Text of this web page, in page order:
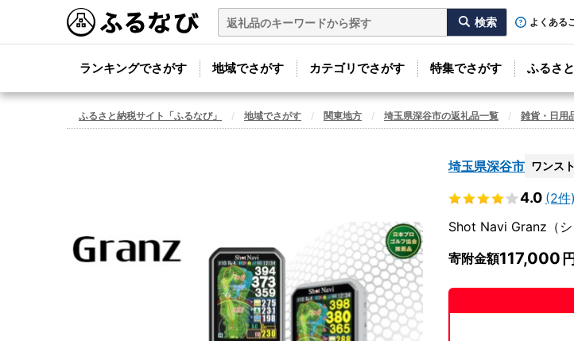
よくある
ランキングでさがす 地域でさがす カテゴリでさがす 特集でさがす ふるさ
ふるさと納税サイト「ふるなび」 地域でさがす 関東地方 埼玉県深谷市の返礼品一覧 雑貨・日用
埼玉県深谷市 ワンス
4.0 (2件)
Shot Navi Granz（
寄附金額117,000